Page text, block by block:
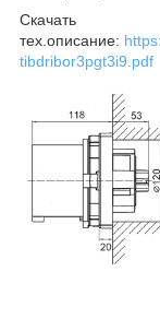
Скачать
тех.описание:
tibdribor3pgt3i9.pdf